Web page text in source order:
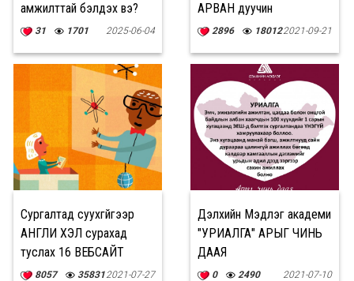
амжилттай бэлдэх вэ?
31 1701 2025-06-04
АРВАН дуучин
2896 180122021-09-21
Сургалтад суухгүйгээр
АНГЛИ ХЭЛ сурахад
туслах 16 ВЕБСАЙТ
8057 358312021-07-27
Дэлхийн Mэдлэг академи
"УРИАЛГА" АРЫГ ЧИНЬ
ДААЯ
0 2490 2021-07-10